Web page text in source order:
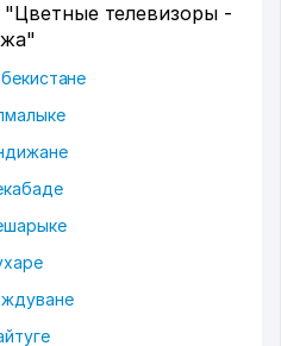
телевизоры -